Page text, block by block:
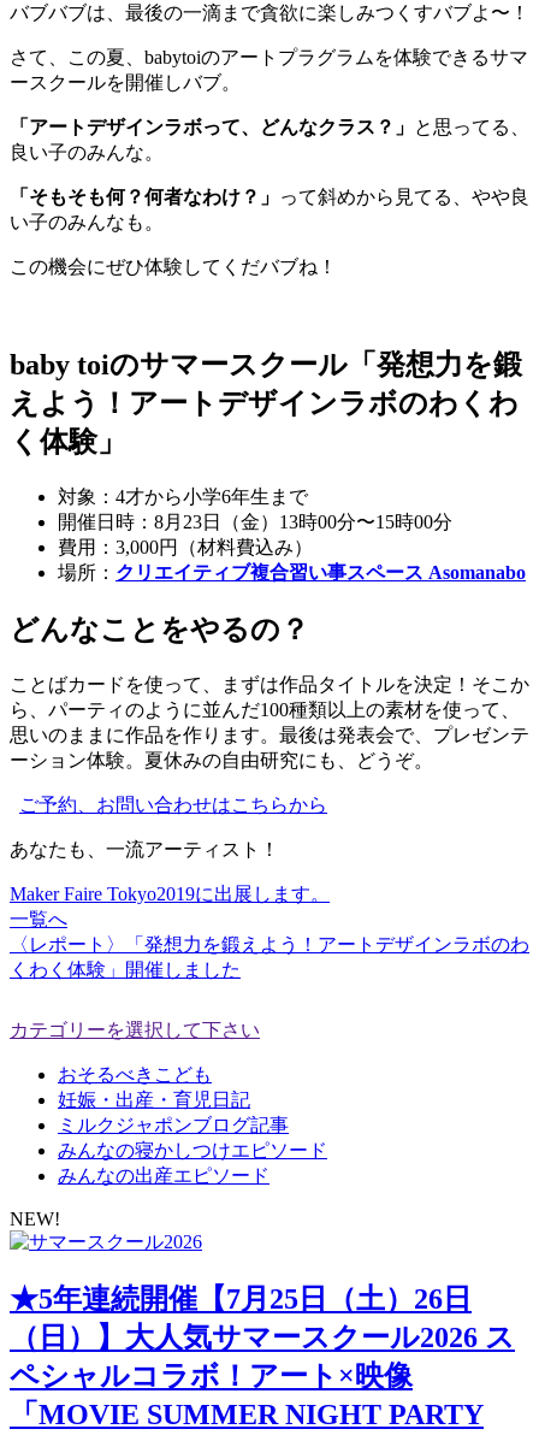
バブバブは、最後の一滴まで貪欲に楽しみつくすバブよ〜！
さて、この夏、babytoiのアートプラグラムを体験できるサマ
ースクールを開催しバブ。
「アートデザインラボって、どんなクラス？」 と思ってる、
良い子のみんな。
「そもそも何？何者なわけ？」 って斜めから見てる、やや良
い子のみんなも。
この機会にぜひ体験してくだバブね！
baby toiのサマースクール「発想力を鍛
えよう！アートデザインラボのわくわ
く体験」
対象：4才から小学6年生まで
開催日時：8月23日（金）13時00分〜15時00分
費用：3,000円（材料費込み）
場所： クリエイティブ複合習い事スペース Asomanabo
どんなことをやるの？
ことばカードを使って、まずは作品タイトルを決定！そこか
ら、パーティのように並んだ100種類以上の素材を使って、
思いのままに作品を作ります。最後は発表会で、プレゼンテ
ーション体験。夏休みの自由研究にも、どうぞ。
ご予約、お問い合わせはこちらから
あなたも、一流アーティスト！
Maker Faire Tokyo2019に出展します。
一覧へ
〈レポート〉「発想力を鍛えよう！アートデザインラボのわ
くわく体験」開催しました
カテゴリーを選択して下さい
おそるべきこども
妊娠・出産・育児日記
ミルクジャポンブログ記事
みんなの寝かしつけエピソード
みんなの出産エピソード
NEW!
★5年連続開催【7月25日（土）26日
（日）】大人気サマースクール2026 ス
ペシャルコラボ！アート×映像
「MOVIE SUMMER NIGHT PARTY